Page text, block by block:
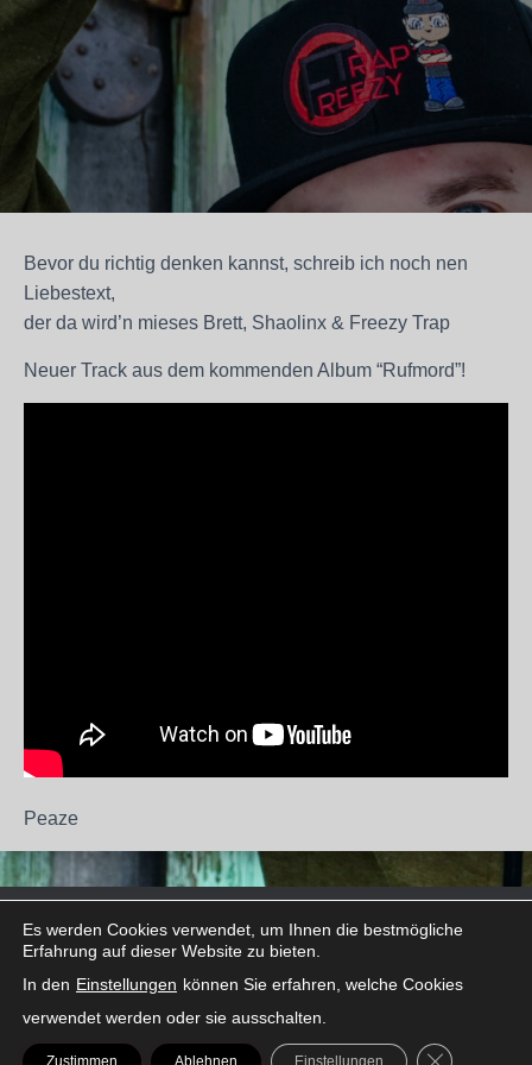
Bevor du richtig denken kannst, schreib ich noch nen
Liebestext,
der da wird’n mieses Brett, Shaolinx & Freezy Trap
Neuer Track aus dem kommenden Album “Rufmord”!
Peaze
FACEBOOK INSTAGRAMLINKEDIN SNAPCHAT THREADS TIKTOK X
Es werden Cookies verwendet, um Ihnen die bestmögliche
Erfahrung auf dieser Website zu bieten.
In den Einstellungen können Sie erfahren, welche Cookies
verwendet werden oder sie ausschalten.
Zustimmen Ablehnen Einstellungen GDPR